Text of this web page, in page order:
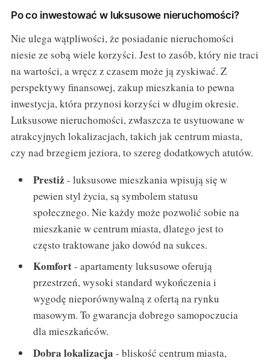
Po co inwestować w luksusowe nieruchomości?
Nie ulega wątpliwości, że posiadanie nieruchomości
niesie ze sobą wiele korzyści. Jest to zasób, który nie traci
na wartości, a wręcz z czasem może ją zyskiwać. Z
perspektywy finansowej, zakup mieszkania to pewna
inwestycja, która przynosi korzyści w długim okresie.
Luksusowe nieruchomości, zwłaszcza te usytuowane w
atrakcyjnych lokalizacjach, takich jak centrum miasta,
czy nad brzegiem jeziora, to szereg dodatkowych atutów.
Prestiż - luksusowe mieszkania wpisują się w
pewien styl życia, są symbolem statusu
społecznego. Nie każdy może pozwolić sobie na
mieszkanie w centrum miasta, dlatego jest to
często traktowane jako dowód na sukces.
Komfort- apartamenty luksusowe oferują
przestrzeń, wysoki standard wykończenia i
wygodę nieporównywalną z ofertą na rynku
masowym. To gwarancja dobrego samopoczucia
dla mieszkańców.
Dobra lokalizacja - bliskość centrum miasta,